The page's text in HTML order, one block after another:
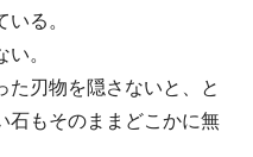
る。
。
刃物を隠さないと、と
石もそのままどこかに無